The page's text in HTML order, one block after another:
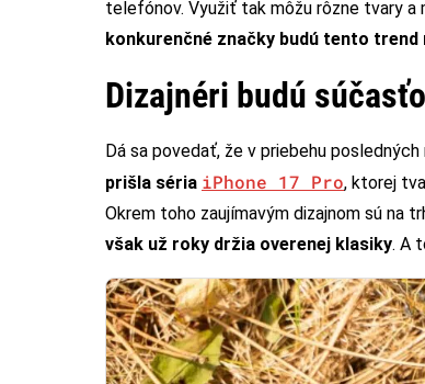
telefónov. Využiť tak môžu rôzne tvary a
konkurenčné značky budú tento trend
Dizajnéri budú
Dá sa povedať, že v priebehu
prišla séria iPhone 17 Pro, ktorej
Okrem toho zaujímavým dizajnom sú na
však už roky držia overenej klasiky. A